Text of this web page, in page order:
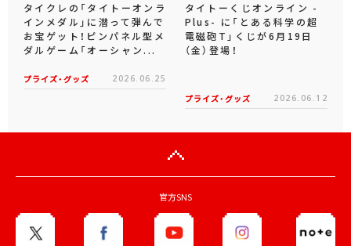
タイクレの「タイトーオンラ
インメダル」に潜って弾んで
お宝ゲット！ピンパネル型メ
ダルゲーム「オーシャン...
プライズ・グッズ 2026.06.25
タイトーくじオンライン -
Plus- に「とある科学の超
電磁砲T」くじが6月19日
（金）登場！
プライズ・グッズ 2026.06.12
官方SNS